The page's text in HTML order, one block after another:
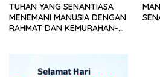
TUHAN YANG SENANTIASA
MENEMANI MANUSIA DENGAN
RAHMAT DAN KEMURAHAN-